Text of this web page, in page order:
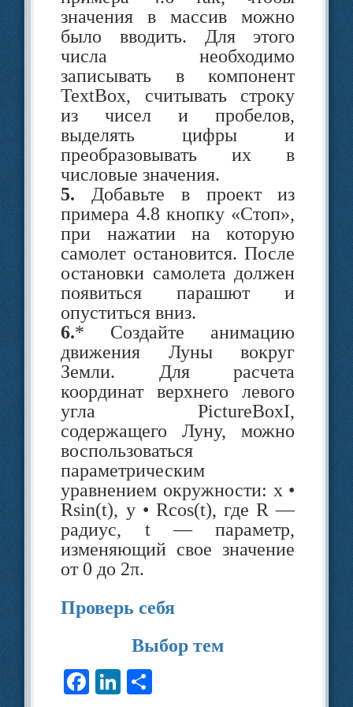
имеет координатыXи
Координаты измеряются
пикселях. Важнейшее
пикселя — его цвет. Для
цвета в PascalABC. Net
воспользоваться
способами (пример 4.4).
изображается с помощью
SetPixel(x1, y1, Color));
Класс Graphics содержит
количество свойств и
позво­ляющих
изображения. Многие из
Graphics совпадают с
которые использовались
библиотеке GraphABC
програм­мирования
Описание этих методов
в приложении.
Пример 4.5. Создать проект и
строить график функции
sin
на промежутке,
пользователем.
Этапы выполнения задания
Поместить на форму
компонен­ты:
компонента Label, два
компонента TextBox и
значения в массив можно
было вводить. Для этого
числа необходимо
записывать в компонент
TextBox, считывать строку
из чисел и пробелов,
выделять цифры и
преобразовывать их в
числовые значения.
5. Добавьте в проект из
примера 4.8 кнопку «Стоп»,
при нажатии на которую
самолет остановится. После
остановки самолета должен
появиться парашют и
опуститься вниз.
6.* Создайте анимацию
движения Луны вокруг
Земли. Для расчета
координат верхнего левого
угла PictureBoxI,
содержащего Луну, можно
воспользоваться
параметрическим
уравнением окружности: x •
Rsin(t), y • Rcos(t), где R —
радиус, t — параметр,
изменяющий свое значение
от 0 до 2π.
Проверь себя
Выбортем
F
Li